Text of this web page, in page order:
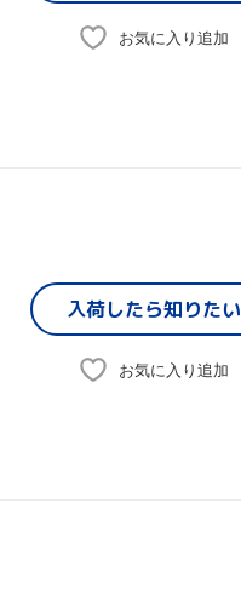
お気に入り追加
入荷したら知りたい
お気に入り追加